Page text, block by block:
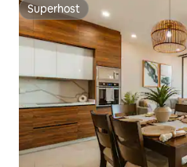
Superhost
Superhost